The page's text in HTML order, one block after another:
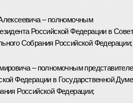
– полномочным
Российской Федерации в
Собрания Российской Федерации;
– полномочным
Федерации в Государственной Думе
Российской Федерации;